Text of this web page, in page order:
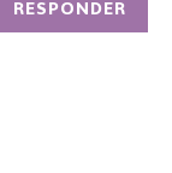
RESPONDER